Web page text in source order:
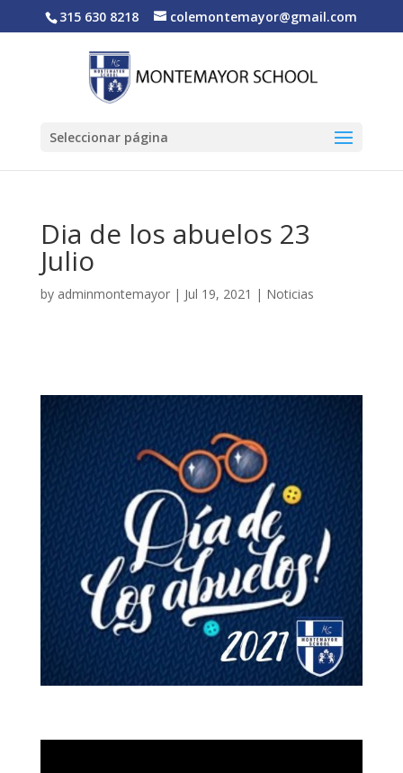
315 630 8218 colemontemayor@gmail.com
Seleccionar página
Dia de los abuelos 23
Julio
by adminmontemayor| Jul 19, 2021 | Noticias